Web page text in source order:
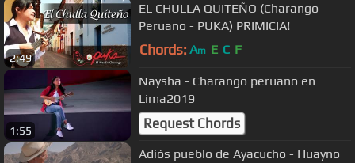
2:49
EL CHULLA QUITEÑO (Charango
Peruano - PUKA) PRIMICIA!
Chords: Am E C F
1:55
Naysha - Charango peruano en
Lima2019
Request Chords
Adiós pueblo de Ayacucho - Huayno